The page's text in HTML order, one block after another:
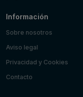
Información
Sobre nosotros
Aviso legal
Privacidad y Cookies
Contacto